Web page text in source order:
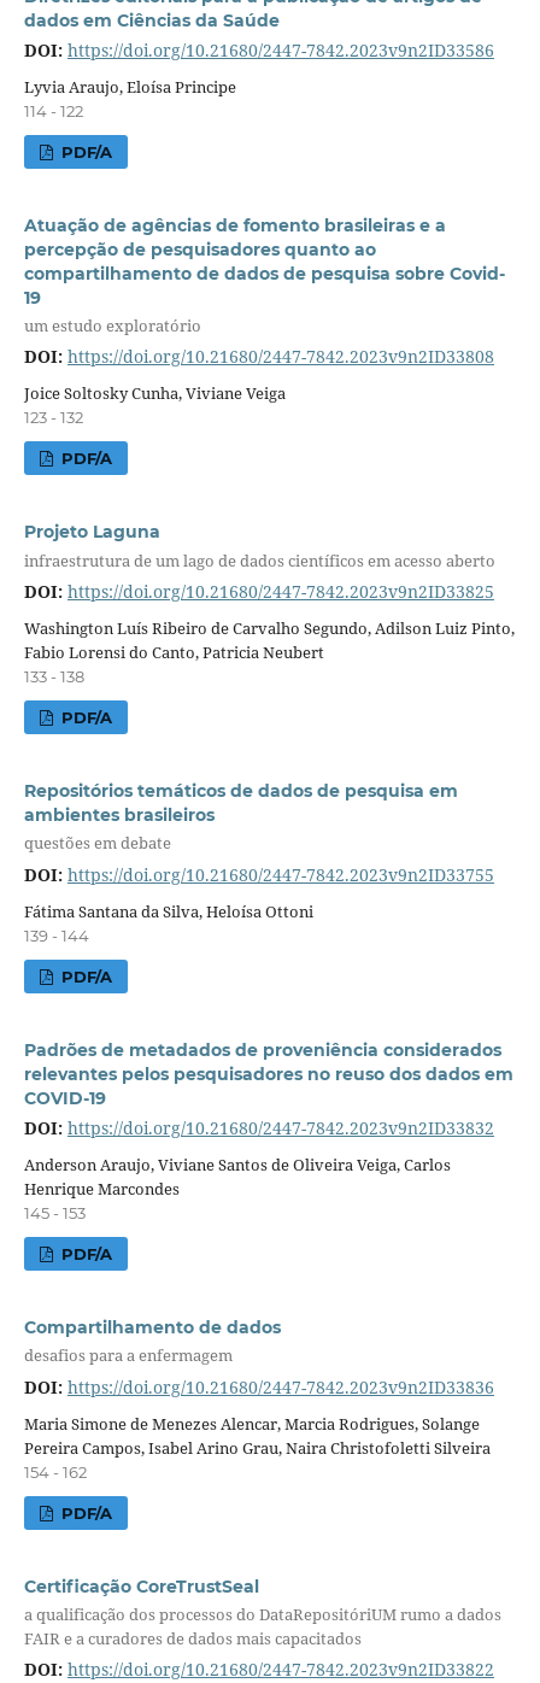
dados em Ciências da Saúde
DOI: https://doi.org/10.21680/2447-7842.2023v9n2ID33586
Lyvia Araujo, Eloísa Principe
114 - 122
PDF/A
Atuação de agências de fomento brasileiras e a
percepção de pesquisadores quanto ao
compartilhamento de dados de pesquisa sobre Covid-
19
um estudo exploratório
DOI: https://doi.org/10.21680/2447-7842.2023v9n2ID33808
Joice Soltosky Cunha, Viviane Veiga
123 - 132
PDF/A
Projeto Laguna
infraestrutura de um lago de dados científicos em acesso aberto
DOI: https://doi.org/10.21680/2447-7842.2023v9n2ID33825
Washington Luís Ribeiro de Carvalho Segundo, Adilson Luiz Pinto,
Fabio Lorensi do Canto, Patricia Neubert
133 - 138
PDF/A
Repositórios temáticos de dados de pesquisa em
ambientes brasileiros
questões em debate
DOI: https://doi.org/10.21680/2447-7842.2023v9n2ID33755
Fátima Santana da Silva, Heloísa Ottoni
139 - 144
PDF/A
Padrões de metadados de proveniência considerados
relevantes pelos pesquisadores no reuso dos dados em
COVID-19
DOI: https://doi.org/10.21680/2447-7842.2023v9n2ID33832
Anderson Araujo, Viviane Santos de Oliveira Veiga, Carlos
Henrique Marcondes
145 - 153
PDF/A
Compartilhamento de dados
desafios para a enfermagem
DOI: https://doi.org/10.21680/2447-7842.2023v9n2ID33836
Maria Simone de Menezes Alencar, Marcia Rodrigues, Solange
Pereira Campos, Isabel Arino Grau, Naira Christofoletti Silveira
154 - 162
PDF/A
Certificação CoreTrustSeal
a qualificação dos processos do DataRepositóriUM rumo a dados
FAIR e a curadores de dados mais capacitados
DOI: https://doi.org/10.21680/2447-7842.2023v9n2ID33822